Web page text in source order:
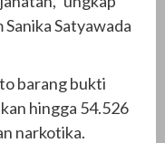
Satyawada
barang bukti
hingga 54.526
narkotika.